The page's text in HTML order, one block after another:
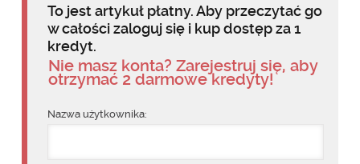
To jest artykuł płatny. Aby przeczytać go
w całości zaloguj się i kup dostęp za 1
kredyt.
Nie masz konta? Zarejestruj się, aby
otrzymać 2 darmowe kredyty!
Nazwa użytkownika: